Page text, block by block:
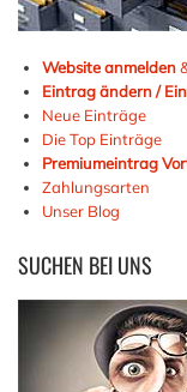
Website anmelden
Eintrag ändern /
Neue Einträge
Die Top Einträge
Premiumeintrag
Zahlungsarten
Unser Blog
SUCHEN BEI UNS